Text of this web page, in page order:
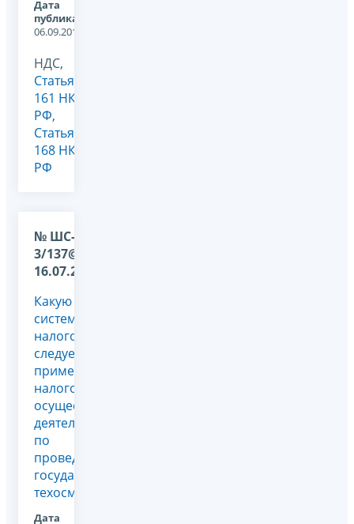
Дата
публикации:
06.09.2011
НДС,
Статья
161 НК
РФ,
Статья
168 НК
РФ
№ ШС-17-
3/137@ от
16.07.2009
Какую
систему
налогообложения
следует
применять
налогоплательщикам,
осуществляющим
деятельность
по
проведению
государственного
техосмотра?
Дата